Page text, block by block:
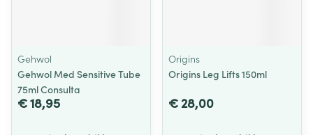
Gehwol
Gehwol Med Sensitive Tube
75ml Consulta
€ 18,95
Origins
Origins Leg Lifts 150ml
€ 28,00